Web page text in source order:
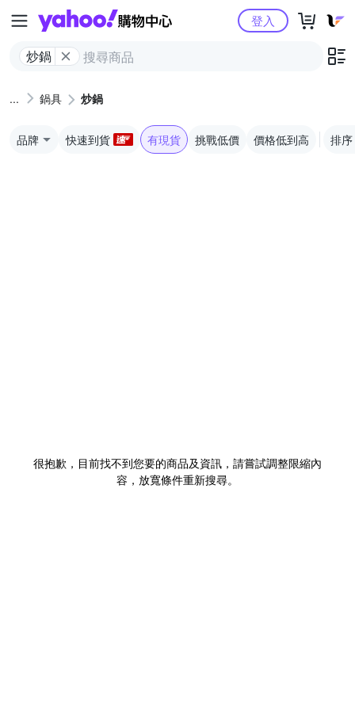
Yahoo購物中心
炒鍋
登入
鍋具 炒鍋
品牌 快速到貨 有現貨 挑戰低價 價格低到高 排序
很抱歉，目前找不到您要的商品及資訊，請嘗試調整限縮內
容，放寬條件重新搜尋。